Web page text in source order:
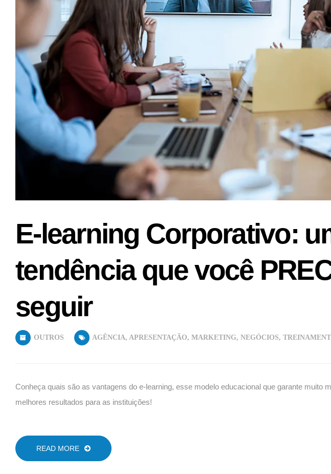
E-learning Corporativo:
tendência que você
seguir
OUTROS AGÊNCIA, APRESENTAÇÃO, MARKETING, NEGÓCIOS,
Conheça quais são as vantagens do e-learning, esse modelo educacional que garante muito
melhores resultados para as instituições!
READ MORE